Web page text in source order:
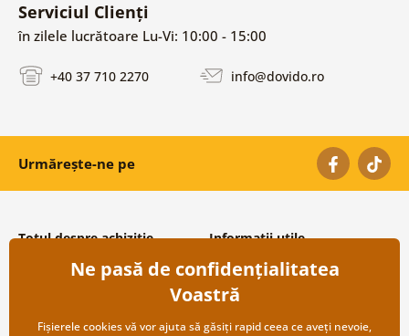
Serviciul Clienți
în zilele lucrătoare Lu-Vi: 10:00 - 15:00
+40 37 710 2270 info@dovido.ro
Urmărește-ne pe
Totul despre achiziție
Condiții și termeni generali
Protecția datelor personale
Transport și modalități de plată
Returnare
Informații utile
Despre noi
Întrebări frecvente
Contacte
Cooperare angro
Ne pasă de confidențialitatea
Voastră
Fișierele cookies vă vor ajuta să găsiți rapid ceea ce aveți nevoie,